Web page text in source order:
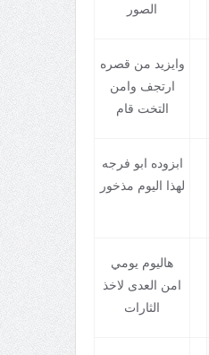
الصور
وايزيد من قصره
ارتجف وامن
التخت قام
ابزوده ابو فرجه
لهذا اليوم مذخور
هاليوم يومي
امن العدی لاخذ
الثارات